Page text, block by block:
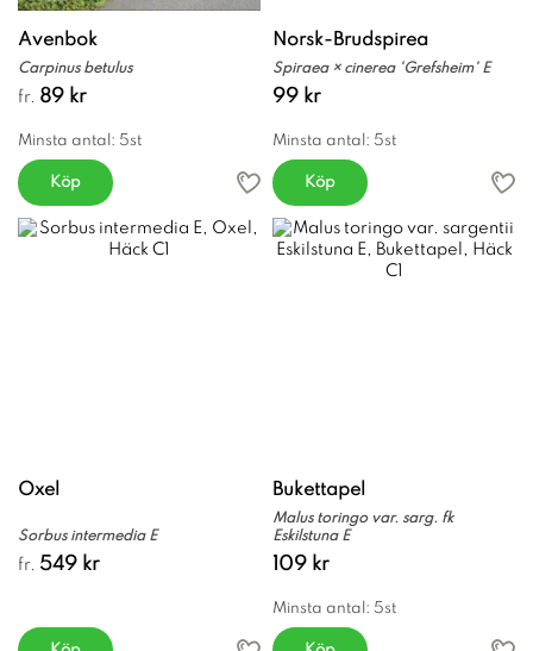
Avenbok
Carpinus betulus
fr. 89 kr
Minsta antal: 5st
Köp
Norsk-Brudspirea
Spiraea × cinerea 'Grefsheim' E
99 kr
Minsta antal: 5st
Köp
Oxel
Sorbus intermedia E
fr. 549 kr
Bukettapel
Malus toringo var. sarg. fk
Eskilstuna E
109 kr
Minsta antal: 5st